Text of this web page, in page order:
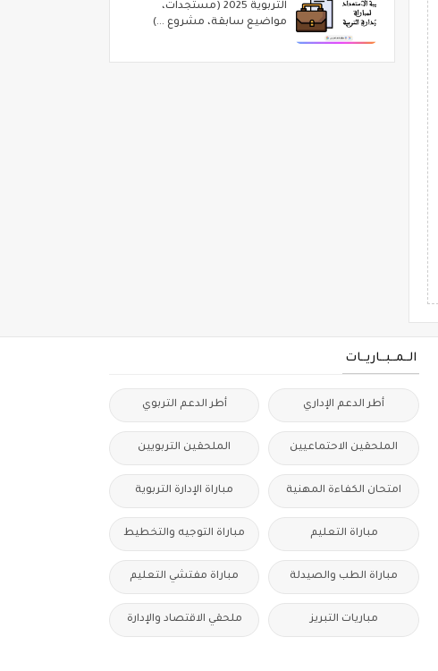
التربوية 2025 (مستجدات،
مواضيع سابقة، مشروع ...)
الــمــبــاريــات
أطر الدعم الإداري أطر الدعم التربوي
الملحقين الاحتماعيين الملحقين التربويين
امتحان الكفاءة المهنية مباراة الإدارة التربوية
مباراة التعليم مباراة التوجيه والتخطيط
مباراة الطب والصيدلة مباراة مفتشي التعليم
مباريات التبريز ملحقي الاقتصاد والإدارة